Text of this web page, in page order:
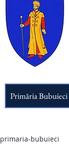
Primăria Bubuieci
primaria-bubuieci